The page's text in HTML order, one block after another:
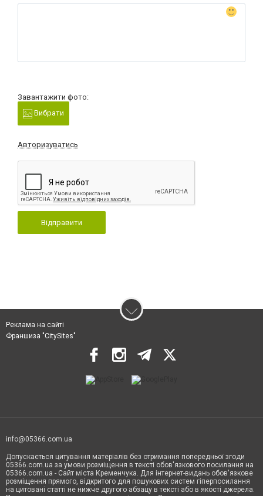
Завантажити фото:
Вибрати
Авторизуватись
Відправити
Реклама на сайті
Франшиза "CitySites"
info@05366.com.ua
Допускається цитування матеріалів без отримання попередньої згоди
05366.com.ua за умови розміщення в тексті обов'язкового посилання на
05366.com.ua - Сайт міста Кременчука. Для інтернет-видань обов'язкове
розміщення прямого, відкритого для пошукових систем гіперпосилання
на цитовані статті не нижче другого абзацу в тексті або в якості джерела.